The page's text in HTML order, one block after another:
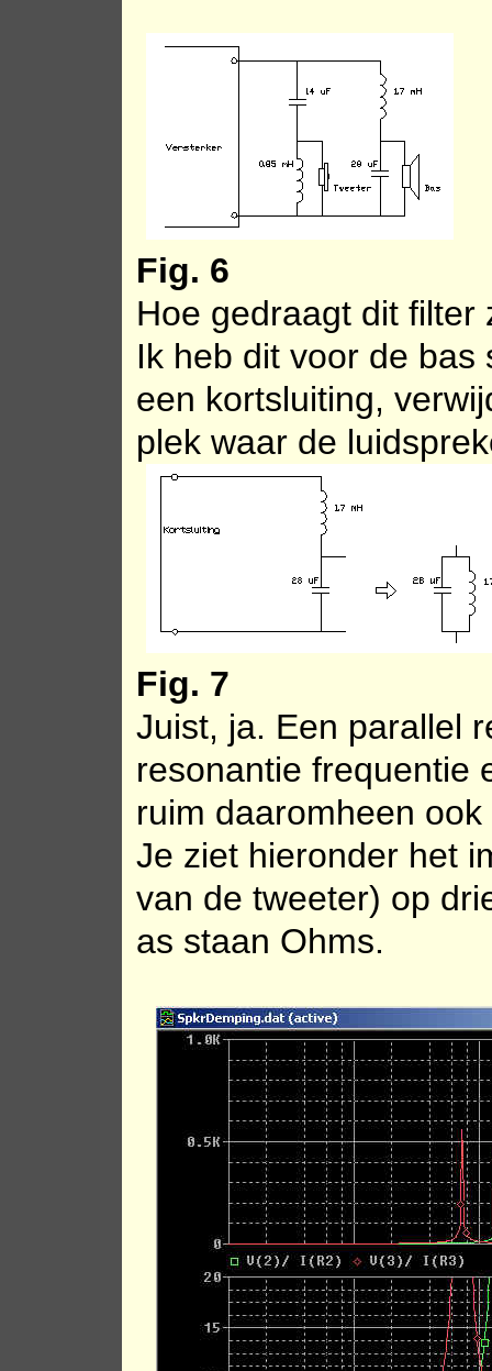
Fig. 6
Hoe gedraagt dit filter
Ik heb dit voor de
een kortsluiting,
plek waar de
Fig. 7
Juist, ja. Een parallel
resonantie frequentie
ruim daaromheen
Je ziet hieronder het
van de tweeter) op
as staan Ohms.